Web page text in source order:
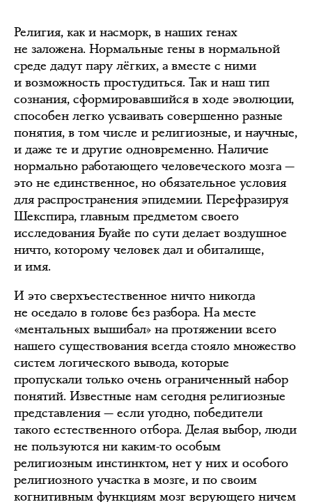
Религия, как и насморк, в наших генах
не заложена. Нормальные гены в нормальной
среде дадут пару лёгких, а вместе с ними
и возможность простудиться. Так и наш тип
сознания, сформировавшийся в ходе эволюции,
способен легко усваивать совершенно разные
понятия, в том числе и религиозные, и научные,
и даже те и другие одновременно. Наличие
нормально работающего человеческого мозга —
это не единственное, но обязательное условия
для распространения эпидемии. Перефразируя
Шекспира, главным предметом своего
исследования Буайе по сути делает воздушное
ничто, которому человек дал и обиталище,
и имя.
И это сверхъестественное ничто никогда
не оседало в голове без разбора. На месте
«ментальных вышибал» на протяжении всего
нашего существования всегда стояло множество
систем логического вывода, которые
пропускали только очень ограниченный набор
понятий. Известные нам сегодня религиозные
представления — если угодно, победители
такого естественного отбора. Делая выбор, люди
не пользуются ни каким-то особым
религиозным инстинктом, нет у них и особого
религиозного участка в мозге, и по своим
когнитивным функциям мозг верующего ничем